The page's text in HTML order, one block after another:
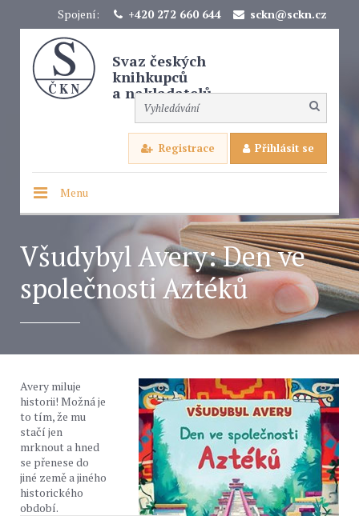
Spojení: +420 272 660 644 sckn@sckn.cz
Svaz českých
knihkupců
a nakladatelů
Registrace Přihlásit se
Menu
Všudybyl Avery: Den ve
společnosti Aztéků
Avery miluje
historii! Možná je
to tím, že mu
stačí jen
mrknout a hned
se přenese do
jiné země a jiného
historického
období.